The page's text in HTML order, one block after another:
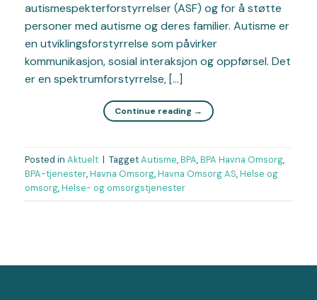
autismespekterforstyrrelser (ASF) og for å støtte
personer med autisme og deres familier. Autisme er
en utviklingsforstyrrelse som påvirker
kommunikasjon, sosial interaksjon og oppførsel. Det
er en spektrumforstyrrelse, […]
Continue reading →
Posted in Aktuelt | TaggetAutisme,BPA,BPA Havna Omsorg,
BPA-tjenester,Havna Omsorg,Havna Omsorg AS,Helse og
omsorg,Helse- og omsorgstjenester